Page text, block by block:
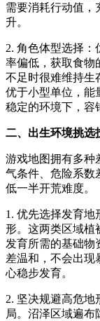
需要消耗行动值，
升。
2. 角色体型选择：
率偏低，获取食物
不足时很难维持生
优于小型单位，能
稳定的环境下，容
二、出生环境挑选
游戏地图拥有多种
气条件、危险系数
低一半开荒难度。
1. 优先选择发育
形。这两类区域植
发育所需的基础物
差温和，不会出现
心稳步发育。
2. 坚决规避高危地
局。沼泽区域遍布